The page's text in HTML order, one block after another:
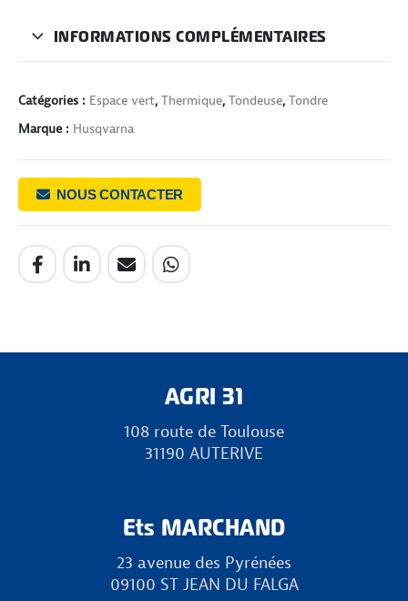
INFORMATIONS COMPLÉMENTAIRES
Catégories : Espace vert, Thermique, Tondeuse, Tondre
Marque : Husqvarna
NOUS CONTACTER
AGRI 31
108 route de Toulouse
31190 AUTERIVE
Ets MARCHAND
23 avenue des Pyrénées
09100 ST JEAN DU FALGA